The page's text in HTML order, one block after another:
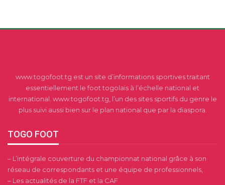
www.togofoot.tg est un site d’informations sportives traitant
essentiellement le foot togolais à l’échelle national et
international. www.togofoot.tg, l’un des sites sportifs du genre le
plus suivi aussi bien sur le plan national que par la diaspora.
TOGO FOOT
– L’intégrale couverture du championnat national grâce à son
réseau de correspondants et une équipe de professionnels,
– Les actualités de la FTF et la CAF